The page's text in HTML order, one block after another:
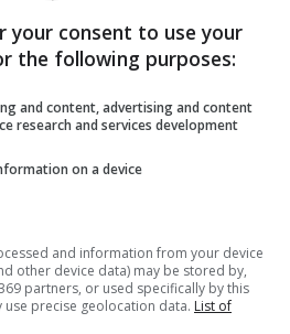
your consent to use your
the following purposes:
and content, advertising and content
research and services development
on a device
and information from your device
other device data) may be stored by,
partners, or used specifically by this
precise geolocation data. List of